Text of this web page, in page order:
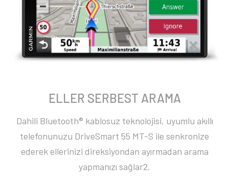
ELLER SERBEST ARAMA
Dahili Bluetooth® kablosuz teknolojisi, uyumlu akıllı
telefonunuzu DriveSmart 55 MT-S ile senkronize
ederek ellerinizi direksiyondan ayırmadan arama
yapmanızı sağlar2.